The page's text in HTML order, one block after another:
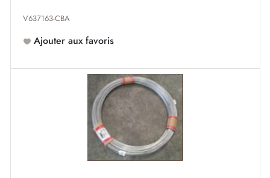
V637163-CBA
Ajouter aux favoris